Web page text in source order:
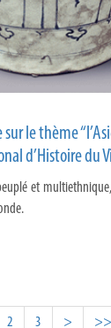
le thème
d’Histoire du
et
2 3 > >>